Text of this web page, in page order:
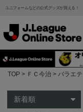
ユニフォームなどの公式グッズが買える！
TOP ＦＣ今治 バラエ